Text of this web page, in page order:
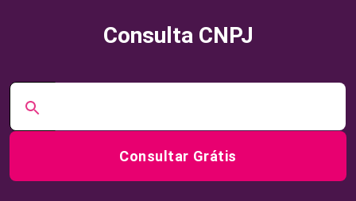
Consulta CNPJ
Consultar Grátis